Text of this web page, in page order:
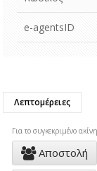
e-agentsID
Λεπτομέρειες
Για το συγκεκριμένo
Αποστολή